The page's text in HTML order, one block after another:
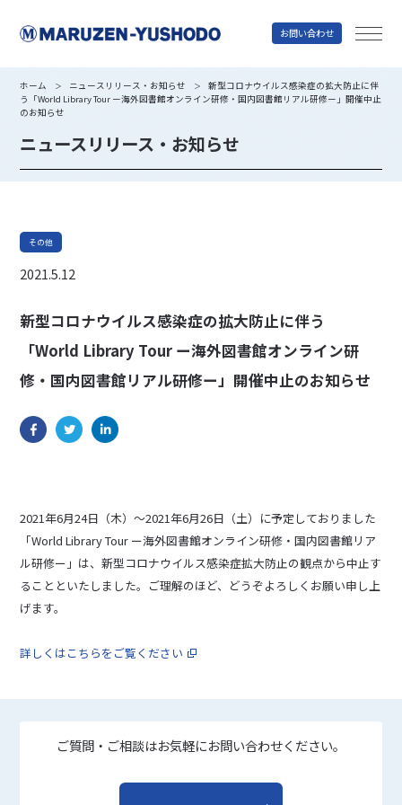
丸善雄松堂
お問い合わせ
ホーム ＞ ニュースリリース・お知らせ ＞
新型コロナウイルス感染症の拡大防止に伴
う「World Library Tour ー海外図書館オンライン研修・国内図書館リアル研修ー」開催中止
のお知らせ
ニュースリリース・お知らせ
その他
2021.5.12
新型コロナウイルス感染症の拡大防止に伴う
「World Library Tour ー海外図書館オンライン研
修・国内図書館リアル研修ー」開催中止のお知らせ
2021年6月24日（木）～2021年6月26日（土）に予定しておりました
「World Library Tour ー海外図書館オンライン研修・国内図書館リア
ル研修ー」は、新型コロナウイルス感染症拡大防止の観点から中止す
ることといたしました。ご理解のほど、どうぞよろしくお願い申し上
げます。
詳しくはこちらをご覧ください
ご質問・ご相談はお気軽にお問い合わせください。